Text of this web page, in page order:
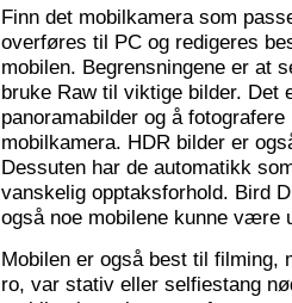
Finn det mobilkamera som
overføres til PC og redigeres
mobilen. Begrensningene er at
bruke Raw til viktige bilder. Det
panoramabilder og å
mobilkamera. HDR bilder er
Dessuten har de automatikk
vanskelig opptaksforhold. Bird
også noe mobilene kunne være
Mobilen er også best til filming,
ro, var stativ eller selfiestang